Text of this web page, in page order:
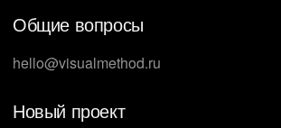
Общие вопросы
hello@visualmethod.ru
Новый проект